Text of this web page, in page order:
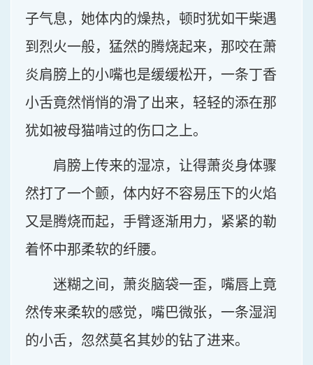
子气息，她体内的燥热，顿时犹如干柴遇
到烈火一般，猛然的腾烧起来，那咬在萧
炎肩膀上的小嘴也是缓缓松开，一条丁香
小舌竟然悄悄的滑了出来，轻轻的添在那
犹如被母猫啃过的伤口之上。
肩膀上传来的湿凉，让得萧炎身体骤
然打了一个颤，体内好不容易压下的火焰
又是腾烧而起，手臂逐渐用力，紧紧的勒
着怀中那柔软的纤腰。
迷糊之间，萧炎脑袋一歪，嘴唇上竟
然传来柔软的感觉，嘴巴微张，一条湿润
的小舌，忽然莫名其妙的钻了进来。